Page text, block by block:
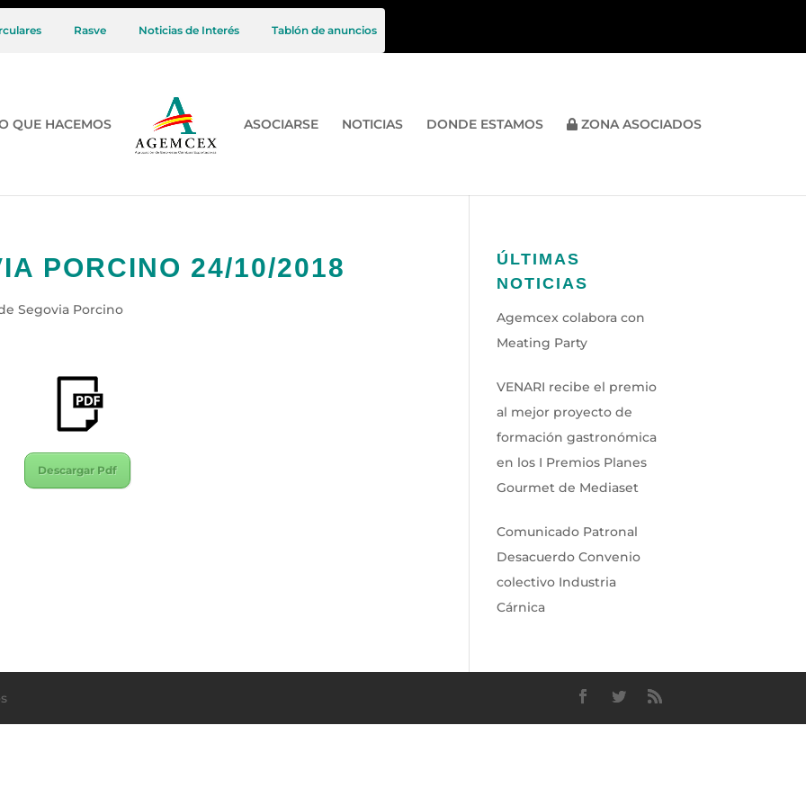
Rasve Noticias de Interés Tablón de anuncios
QUE HACEMOS ASOCIARSE NOTICIAS DONDE ESTAMOS ZONA ASOCIADOS
PORCINO 24/10/2018
Segovia Porcino
Descargar Pdf
ÚLTIMAS
NOTICIAS
Agemcex colabora con
Meating Party
VENARI recibe el premio
al mejor proyecto de
formación gastronómica
en los I Premios Planes
Gourmet de Mediaset
Comunicado Patronal
Desacuerdo Convenio
colectivo Industria
Cárnica